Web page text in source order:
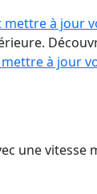
à jour
à jour
une